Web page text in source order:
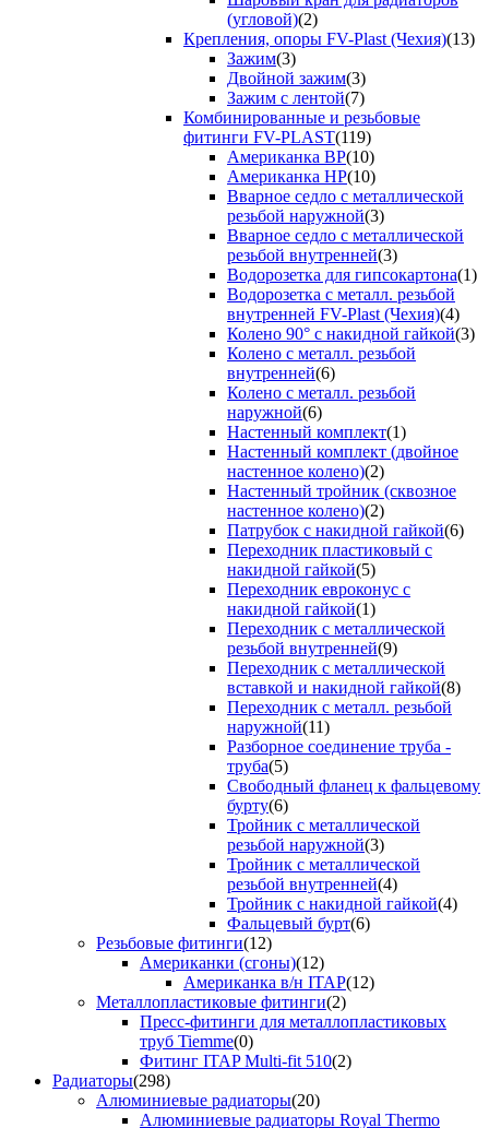
(угловой)(2)
Крепления, опоры FV-Plast (Чехия)(13)
Зажим(3)
Двойной зажим(3)
Зажим с лентой(7)
Комбинированные и резьбовые
фитинги FV-PLAST(119)
Американка ВР(10)
Американка НР(10)
Вварное седло с металлической
резьбой наружной(3)
Вварное седло с металлической
резьбой внутренней(3)
Водорозетка для гипсокартона(1)
Водорозетка с металл. резьбой
внутренней FV-Plast (Чехия)(4)
Колено 90° с накидной гайкой(3)
Колено с металл. резьбой
внутренней(6)
Колено с металл. резьбой
наружной(6)
Настенный комплект(1)
Настенный комплект (двойное
настенное колено)(2)
Настенный тройник (сквозное
настенное колено)(2)
Патрубок с накидной гайкой(6)
Переходник пластиковый с
накидной гайкой(5)
Переходник евроконус с
накидной гайкой(1)
Переходник с металлической
резьбой внутренней(9)
Переходник с металлической
вставкой и накидной гайкой(8)
Переходник с металл. резьбой
наружной(11)
Разборное соединение труба -
труба(5)
Свободный фланец к фальцевому
бурту(6)
Тройник с металлической
резьбой наружной(3)
Тройник с металлической
резьбой внутренней(4)
Тройник с накидной гайкой(4)
Фальцевый бурт(6)
Резьбовые фитинги(12)
Американки (сгоны)(12)
Американка в/н ITAP(12)
Металлопластиковые фитинги(2)
Пресс-фитинги для металлопластиковых
труб Tiemme(0)
Фитинг ITAP Multi-fit 510(2)
Радиаторы(298)
Алюминиевые радиаторы(20)
Алюминиевые радиаторы Royal Thermo